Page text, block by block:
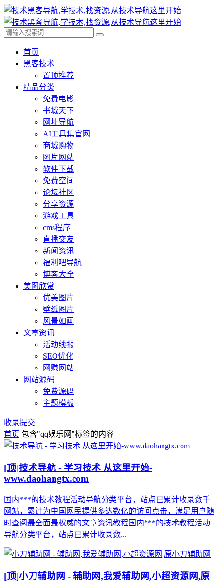
首页
黑客技术
置顶推荐
精品分类
免费电影
书城天下
网址导航
AI工具集官网
商城购物
图片网站
软件下载
免费空间
论坛社区
分享资源
游戏工具
cms程序
直播交友
新闻资讯
福利吧导航
博客大全
美图欣赏
优美图片
壁纸图片
风景如画
文章资讯
活动线报
SEO优化
网赚网站
网站源码
免费源码
主题模板
收录提交
首页 包含"qq娱乐网"标签的内容
[顶]技术导航 - 学习技术 从这里开始-
www.daohangtx.com
国内***的技术教程活动导航分类平台，站点已累计收录数千
网站，累计为中国网民提供多达数亿的访问点击，满足用户随
时查阅最全面最权威的文章资讯教程国内***的技术教程活动
导航分类平台，站点已累计收录数...
[顶]小刀辅助网 - 辅助网,我爱辅助网,小超资源网,原